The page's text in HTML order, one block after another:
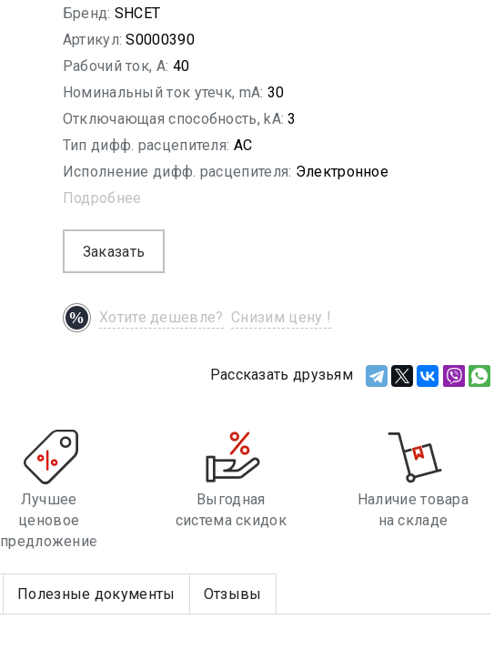
Бренд: SHСET
Артикул: S0000390
Рабочий ток, A: 40
Номинальный ток утечк, mA: 30
Отключающая способность, kA: 3
Тип дифф. расцепителя: AC
Исполнение дифф. расцепителя: Электронное
Подробнее
Заказать
Хотите дешевле? Снизим цену !
Рассказать друзьям
Лучшее
ценовое
предложение
Выгодная
система скидок
Наличие товара
на складе
Полезные документы Отзывы